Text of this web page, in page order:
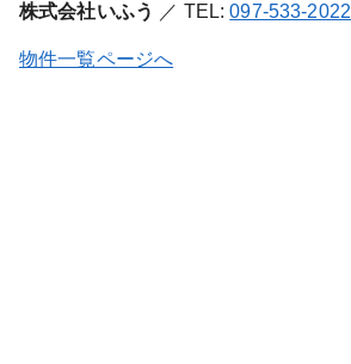
株式会社いふう ／ TEL:097-533-2022
物件一覧ページへ